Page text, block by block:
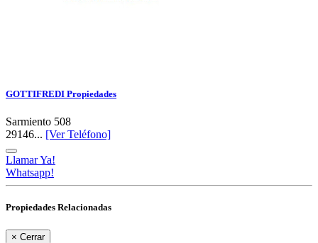
GOTTIFREDI Propiedades
Sarmiento 508
29146... [Ver Teléfono]
Llamar Ya!
Whatsapp!
Propiedades Relacionadas
× Cerrar